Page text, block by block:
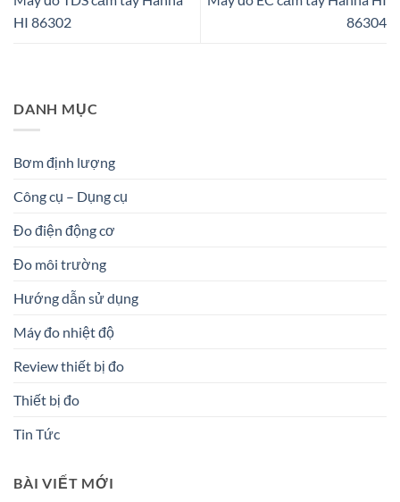
HI 86302
86304
DANH MỤC
Bơm định lượng
Công cụ – Dụng cụ
Đo điện động cơ
Đo môi trường
Hướng dẫn sử dụng
Máy đo nhiệt độ
Review thiết bị đo
Thiết bị đo
Tin Tức
BÀI VIẾT MỚI